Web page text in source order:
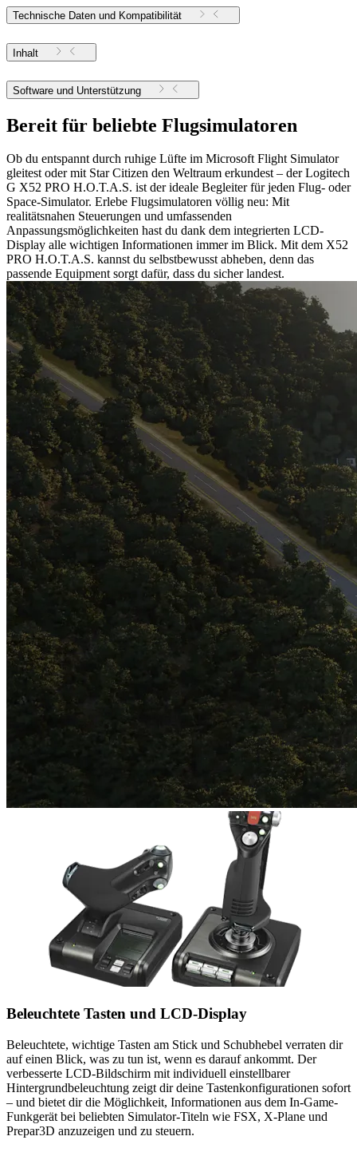
Technische Daten und Kompatibilität
Inhalt
Software und Unterstützung
Bereit für beliebte Flugsimulatoren
Ob du entspannt durch ruhige Lüfte im Microsoft Flight Simulator
gleitest oder mit Star Citizen den Weltraum erkundest – der Logitech
G X52 PRO H.O.T.A.S. ist der ideale Begleiter für jeden Flug- oder
Space-Simulator. Erlebe Flugsimulatoren völlig neu: Mit
realitätsnahen Steuerungen und umfassenden
Anpassungsmöglichkeiten hast du dank dem integrierten LCD-
Display alle wichtigen Informationen immer im Blick. Mit dem X52
PRO H.O.T.A.S. kannst du selbstbewusst abheben, denn das
passende Equipment sorgt dafür, dass du sicher landest.
Beleuchtete Tasten und LCD-Display
Beleuchtete, wichtige Tasten am Stick und Schubhebel verraten dir
auf einen Blick, was zu tun ist, wenn es darauf ankommt. Der
verbesserte LCD-Bildschirm mit individuell einstellbarer
Hintergrundbeleuchtung zeigt dir deine Tastenkonfigurationen sofort
– und bietet dir die Möglichkeit, Informationen aus dem In-Game-
Funkgerät bei beliebten Simulator-Titeln wie FSX, X-Plane und
Prepar3D anzuzeigen und zu steuern.